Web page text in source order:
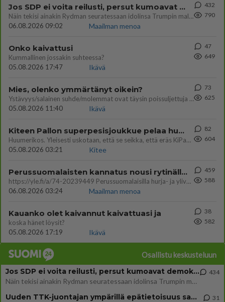
Jos SDP ei voita reilusti, persut kumoavat demokratian Suomesta
Näin tekisi ainakin Rydman seuratessaan idolinsa Trumpin mallia https://www.is.fi/politiikka/art-2000012187244.html
06.08.2026 09:02
Maailman menoa
432
790
Onko kaivattusi
Kummallinen jossakin suhteessa?
05.08.2026 17:47
Ikävä
47
649
Mies, olenko ymmärtänyt oikein?
Ystävyys/salainen suhde/molemmat ovat täysin poissuljettuja asioita? Nainen
05.08.2026 11:40
Ikävä
73
625
Kiteen Pallon superpesisjoukkue pelaa huumeiden vaikutuksen alaisena
Huumerikos. Yleisesti uskotaan, että se seikka, että eräs KiPan pelaaja kärähtää huumeista, on vain jäävuoren huippu. M
05.08.2026 03:21
Kitee
82
604
Perussuomalaisten kannatus nousi rytinällä Ylen tänään julkaisemassa tuoreimmassa gallup-kyselyssä.
https://yle.fi/a/74-20239449 Perussuomalaisilla hurja- ja ylivoimaisesti suurin nousu tässä uudessa Ylen gallupissa. Kyl
06.08.2026 03:24
Maailman menoa
459
588
Kauanko olet kaivannut kaivattuasi ja
koska hänet löysit?
05.08.2026 17:19
Ikävä
38
582
Osallistu keskusteluun
Jos SDP ei voita reilusti, persut kumoavat demokratian Suomesta
Näin tekisi ainakin Rydman seuratessaan idolinsa Trumpin mallia https://www.is.fi/politiikka/art-2000012187244.html
434
Uuden TTK-juontajan ympärillä epätietoisuus sakenee - Nyt MTV hämmentää soppaa 31